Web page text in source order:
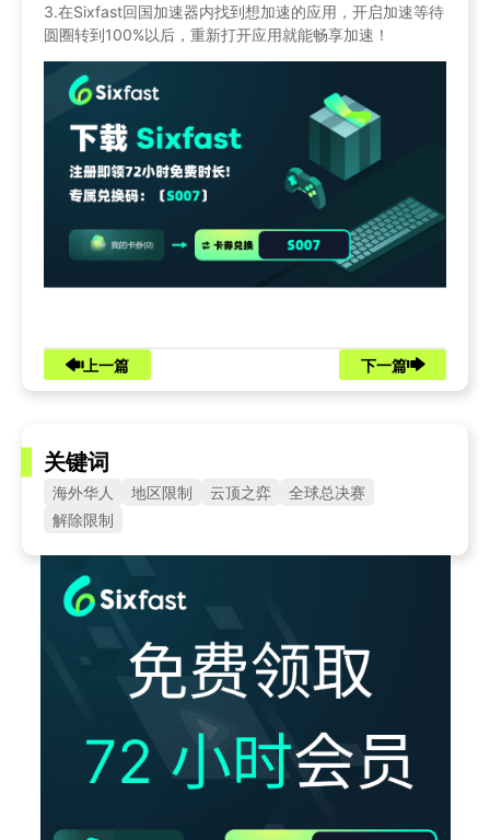
3.在Sixfast回国加速器内找到想加速的应用，开启加速等待
圆圈转到100%以后，重新打开应用就能畅享加速！
上一篇 下一篇
关键词
海外华人 地区限制 云顶之弈
全球总决赛
解除限制